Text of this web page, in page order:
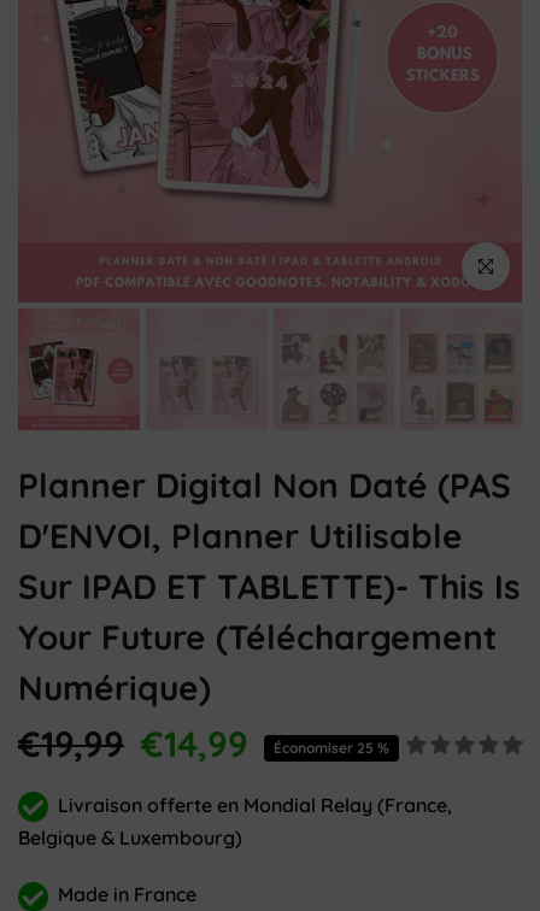
Cliquez
Planner Digital Non Daté (PAS
D'ENVOI, Planner Utilisable
Sur IPAD ET TABLETTE)- This Is
Your Future (téléchargement
Numérique)
€19,99 €14,99 Économiser 25 %
Livraison offerte en Mondial Relay (France,
Belgique & Luxembourg)
Made in France